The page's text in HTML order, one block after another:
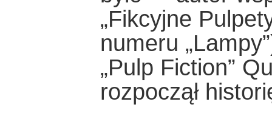
„Fikcyjne
numeru
„Pulp Fiction”
rozpoczął